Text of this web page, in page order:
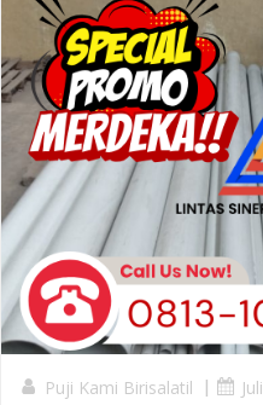
Puji Kami Birisalatil |